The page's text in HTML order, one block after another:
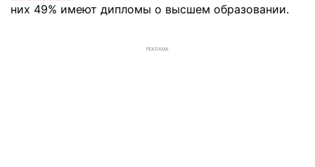
них 49% имеют дипломы о высшем образовании.
РЕКЛАМА